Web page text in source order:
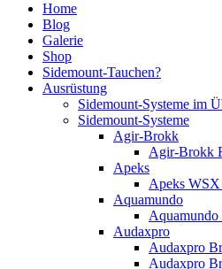
Home
Blog
Galerie
Shop
Sidemount-Tauchen?
Ausrüstung
Sidemount-Systeme im
Sidemount-Systeme
Agir-Brokk
Agir-Brokk
Apeks
Apeks
Aquamundo
Audaxpro
Audaxpro
Audaxpro